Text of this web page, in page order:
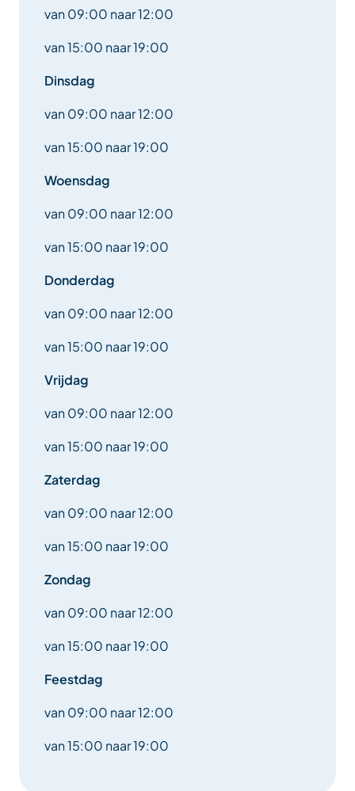
van 09:00 naar 12:00
van 15:00 naar 19:00
Dinsdag
van 09:00 naar 12:00
van 15:00 naar 19:00
Woensdag
van 09:00 naar 12:00
van 15:00 naar 19:00
Donderdag
van 09:00 naar 12:00
van 15:00 naar 19:00
Vrijdag
van 09:00 naar 12:00
van 15:00 naar 19:00
Zaterdag
van 09:00 naar 12:00
van 15:00 naar 19:00
Zondag
van 09:00 naar 12:00
van 15:00 naar 19:00
Feestdag
van 09:00 naar 12:00
van 15:00 naar 19:00